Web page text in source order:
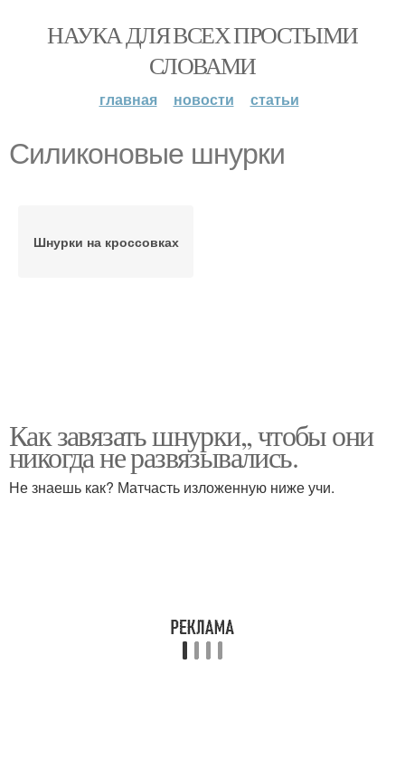
НАУКА ДЛЯ ВСЕХ ПРОСТЫМИ
СЛОВАМИ
главная новости статьи
Силиконовые шнурки
Шнурки на кроссовках
Как завязать шнурки,, чтобы они
никогда не развязывались.
Не знаешь как? Матчасть изложенную ниже учи.